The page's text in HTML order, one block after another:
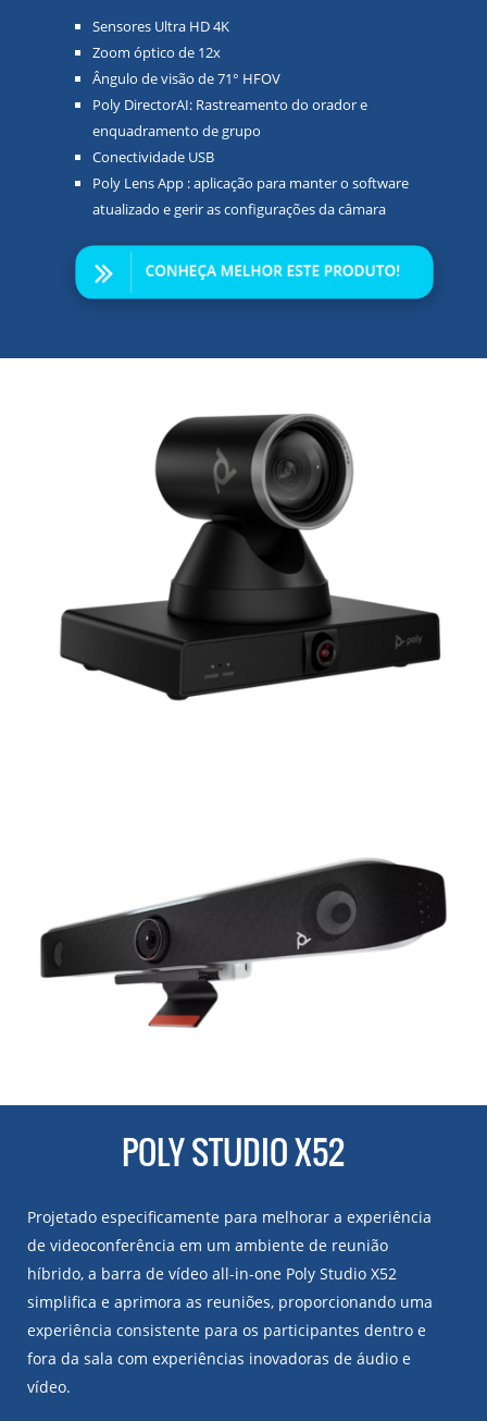
Sensores Ultra HD 4K
Zoom óptico de 12x
Ângulo de visão de 71° HFOV
Poly DirectorAI: Rastreamento do orador e
enquadramento de grupo
Conectividade USB
Poly Lens App : aplicação para manter o software
atualizado e gerir as configurações da câmara
POLY STUDIO X52
Projetado especificamente para melhorar a experiência
de videoconferência em um ambiente de reunião
híbrido, a barra de vídeo all-in-one Poly Studio X52
simplifica e aprimora as reuniões, proporcionando uma
experiência consistente para os participantes dentro e
fora da sala com experiências inovadoras de áudio e
vídeo.